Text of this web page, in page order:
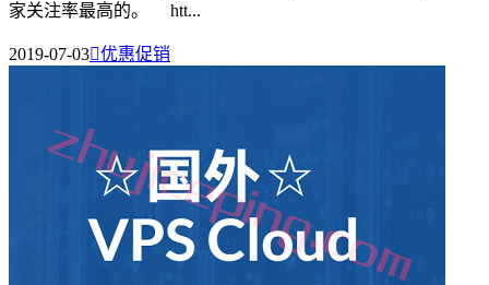
家关注率最高的。 htt...
2019-07-03优惠促销